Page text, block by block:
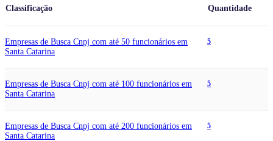
Classificação Quantidade
Empresas de Busca Cnpj com até 50 funcionários em
Santa Catarina
5
Empresas de Busca Cnpj com até 100 funcionários em
Santa Catarina
5
Empresas de Busca Cnpj com até 200 funcionários em
Santa Catarina
5